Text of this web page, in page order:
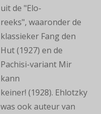
uit de "Elo-
reeks", waaronder de
klassieker Fang den
Hut(1927) en de
Pachisi-variant Mir
kann
keiner! (1928). Ehlotzky
was ook auteur van